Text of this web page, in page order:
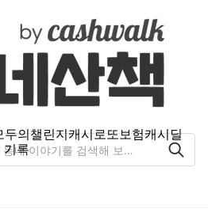
두의챌린지캐시로또보험캐시딜
기록